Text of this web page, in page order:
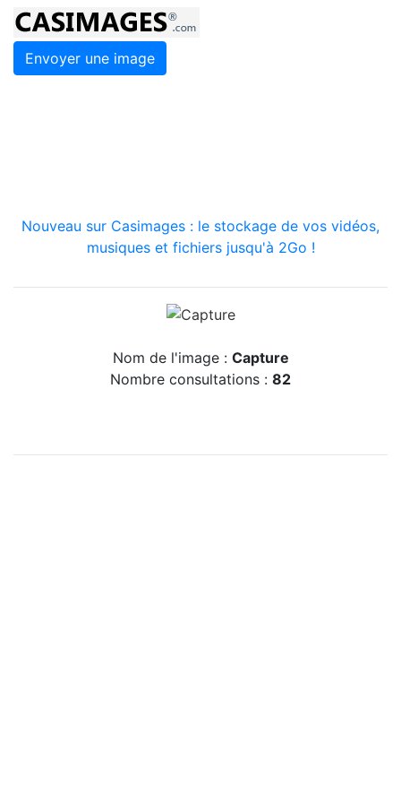
Envoyer une image
Nouveau sur Casimages : le stockage de vos vidéos,
musiques et fichiers jusqu'à 2Go !
Nom de l'image : Capture
Nombre consultations : 82